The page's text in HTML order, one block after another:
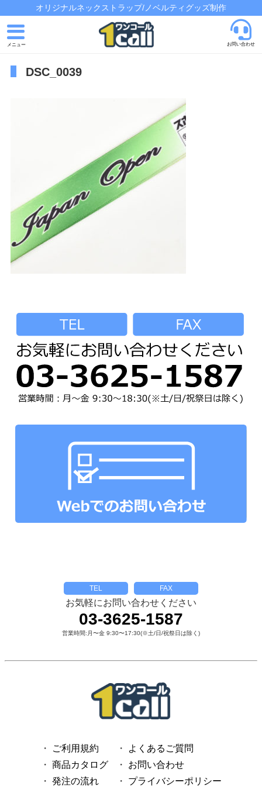
オリジナルネックストラップ/ノベルティグッズ制作
お問い合わせ
トップページ
よくあるご質問
会社概要
お問い合わせ
オプションパーツ
パーツ&パッケージ
DSC_0039
ご利用規約
商品カタログ
発注の流れ
よくあるご質問
お問い合わせ
プライバシーポリシー
TEL FAX
お気軽にお問い合わせください
03-3625-1587
営業時間:月〜金 9:30〜17:30(※土/日/祝祭日は除く)